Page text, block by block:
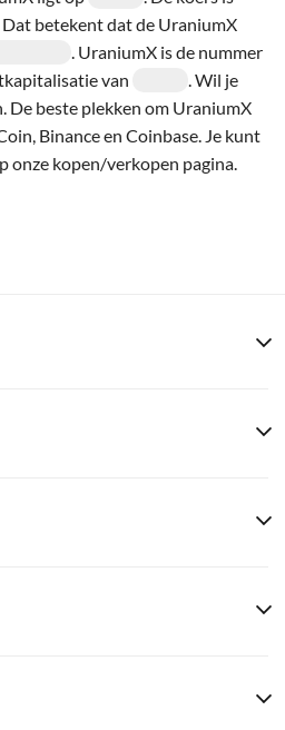
Dat betekent dat de UraniumX
. UraniumX is de nummer
van
. Wil je
De beste plekken om UraniumX
Binance en Coinbase. Je kunt
onze kopen/verkopen pagina.